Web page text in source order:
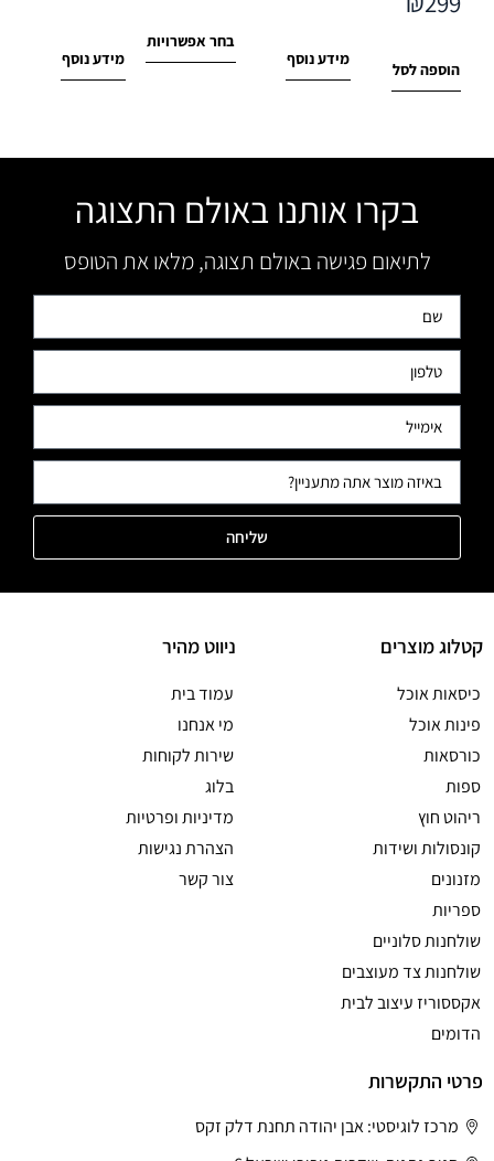
הוספה לסל
מידע נוסף
בחר אפשרויות
מידע נוסף
בקרו אותנו באולם התצוגה
לתיאום פגישה באולם תצוגה, מלאו את הטופס
שליחה
קטלוג מוצרים
כיסאות אוכל
פינות אוכל
כורסאות
ספות
ריהוט חוץ
קונסולות ושידות
מזנונים
ספריות
שולחנות סלוניים
שולחנות צד מעוצבים
אקססוריז עיצוב לבית
הדומים
ניווט מהיר
עמוד בית
מי אנחנו
שירות לקוחות
בלוג
מדיניות ופרטיות
הצהרת נגישות
צור קשר
פרטי התקשרות
מרכז לוגיסטי: אבן יהודה תחנת דלק זקס